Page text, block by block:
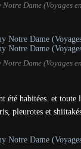
Dame (Voyages
Dame (Voyages
été habitées. et
pleurotes et